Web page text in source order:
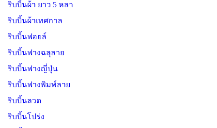
ริบบิ้นผ้า ยาว 5 หลา
ริบบิ้นผ้าเทศกาล
ริบบิ้นฟอยล์
ริบบิ้นฟางฉลุลาย
ริบบิ้นฟางญี่ปุ่น
ริบบิ้นฟางพิมพ์ลาย
ริบบิ้นลวด
ริบบิ้นโปร่ง